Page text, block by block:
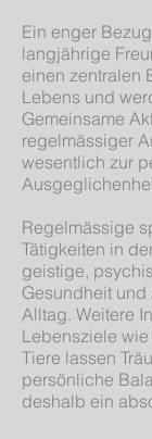
Ein enger
langjährige
einen zentralen
Lebens und
Gemeinsame
regelmässiger
wesentlich zur
Regelmässige
Tätigkeiten in
geistige,
Gesundheit
Alltag. Weitere
Lebensziele
Tiere lassen
persönliche
deshalb ein